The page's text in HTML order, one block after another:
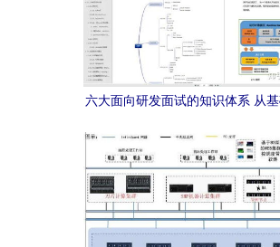
六大面向研发面试的知识体系 从